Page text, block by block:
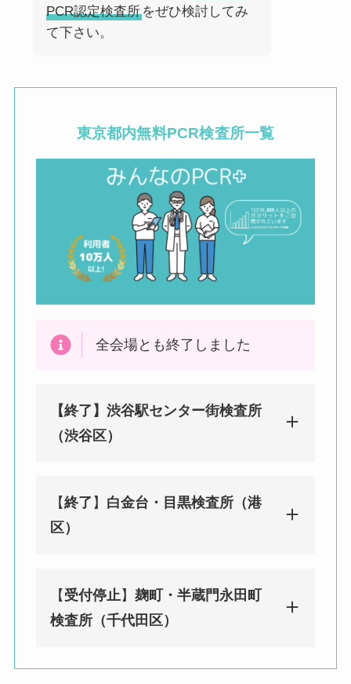
PCR認定検査所をぜひ検討してみ
て下さい。
東京都内無料PCR検査所一覧
全会場とも終了しました
【終了】渋谷駅センター街検査所
（渋谷区）
アルビル1F
渋谷駅徒歩２分／神泉駅徒歩 8 分
【終了 】 白金台・目黒検査所（港
区）
みんなのPCR 白金台・目黒検査所
【 受付停止】 麹町・半蔵門永田町
検査所（千代田区）